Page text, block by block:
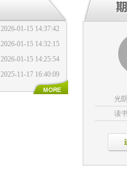
2026-01-15 14:37:42
2026-01-15 14:32:15
2026-01-15 14:25:54
2025-11-17 16:40:09
光
读